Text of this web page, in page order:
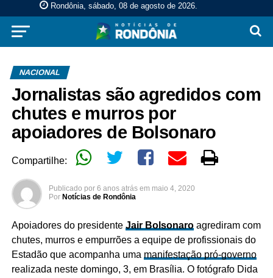
Rondônia, sábado, 08 de agosto de 2026.
NACIONAL
Jornalistas são agredidos com
chutes e murros por
apoiadores de Bolsonaro
Compartilhe:
Publicado por 6 anos atrás em maio 4, 2020
Por Notícias de Rondônia
Apoiadores do presidente Jair Bolsonaroagrediram com
chutes, murros e empurrões a equipe de profissionais do
Estadão que acompanha uma manifestaçãopró-governo
realizada neste domingo, 3, em Brasília. O fotógrafo Dida